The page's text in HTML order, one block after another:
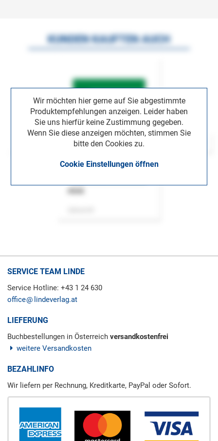
Wir möchten hier gerne auf Sie abgestimmte
Produktempfehlungen anzeigen. Leider haben
Sie uns hierfür keine Zustimmung gegeben.
Wenn Sie diese anzeigen möchten, stimmen Sie
bitte den Cookies zu.
Cookie Einstellungen öffnen
KUNDEN KAUFTEN AUCH
ASok
SERVICE TEAM LINDE
Service Hotline: +43 1 24 630
office
lindeverlag.at
LIEFERUNG
Buchbestellungen in Österreich versandkostenfrei
weitere Versandkosten
BEZAHLINFO
Wir liefern per Rechnung, Kreditkarte, PayPal oder Sofort.